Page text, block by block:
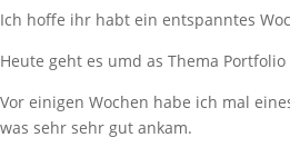
Ich hoffe ihr habt ein entspanntes
Heute geht es umd as Thema Portfolio
Vor einigen Wochen habe ich mal
was sehr sehr gut ankam.